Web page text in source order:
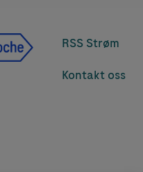
RSS Strøm
Kontakt oss